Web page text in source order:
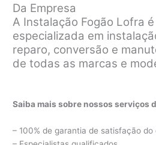
Da Empresa
A Instalação Fogão Lofra
especializada em
reparo, conversão e
de todas as marcas e
Saiba mais sobre nossos serviços
– 100% de garantia de satisfação do